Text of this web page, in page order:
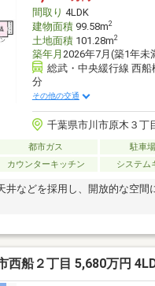
間取り 4LDK
建物面積99.58m2
土地面積101.28m2
築年月 2026年7月(築1年未
総武・中央緩行線 西船
分
その他の交通
千葉県市川市原木３丁
都市ガス
駐車
カウンターキッチン システム
井などを採用し、開放的な空
西船２丁目 5,680万円